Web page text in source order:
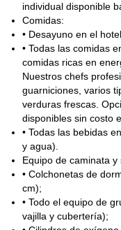
individual disponible
Comidas:
• Desayuno en el
• Todas las comidas
comidas ricas en
Nuestros chefs
guarniciones, varios
verduras frescas.
disponibles sin costo
• Todas las bebidas
y agua).
Equipo de caminata y
• Colchonetas de
cm);
• Todo el equipo de
vajilla y cubertería);